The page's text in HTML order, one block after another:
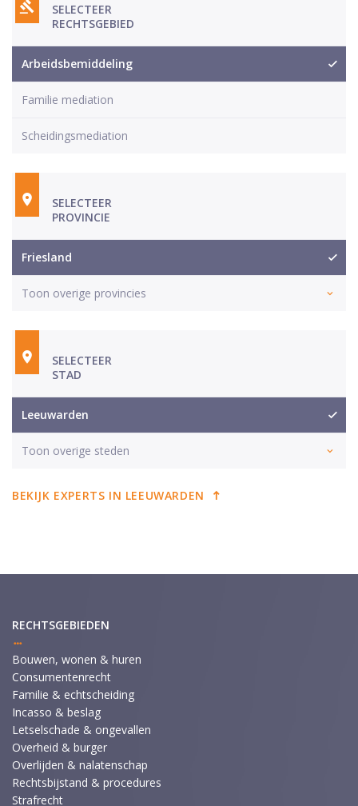
SELECTEER
RECHTSGEBIED
Arbeidsbemiddeling
Familie mediation
Scheidingsmediation
SELECTEER
PROVINCIE
Friesland
Toon overige provincies
SELECTEER
STAD
Leeuwarden
Toon overige steden
BEKIJK EXPERTS IN LEEUWARDEN
RECHTSGEBIEDEN
Bouwen, wonen & huren
Consumentenrecht
Familie & echtscheiding
Incasso & beslag
Letselschade & ongevallen
Overheid & burger
Overlijden & nalatenschap
Rechtsbijstand & procedures
Strafrecht